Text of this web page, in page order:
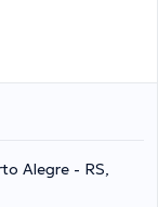
Alegre - RS,